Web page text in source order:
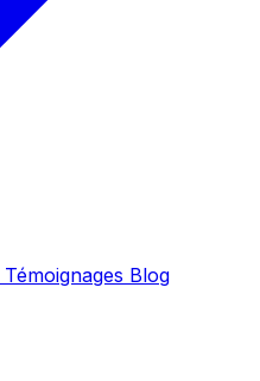
Témoignages Blog